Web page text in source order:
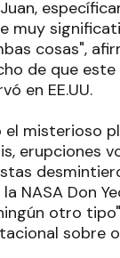
muy
cosas",
de que
en EE.UU.
el misterioso
erupciones
NASA Don
otro
sobre